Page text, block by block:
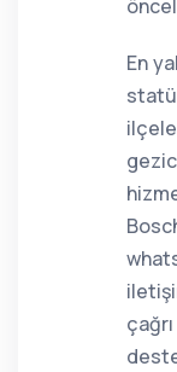
En